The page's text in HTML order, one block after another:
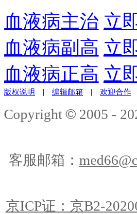
血液病主治 立
血液病副高 立
血液病正高 立
版权说明 | 编辑邮箱 | 欢迎合作
Copyright © 2005 -
客服邮箱：
京ICP证：京B2-